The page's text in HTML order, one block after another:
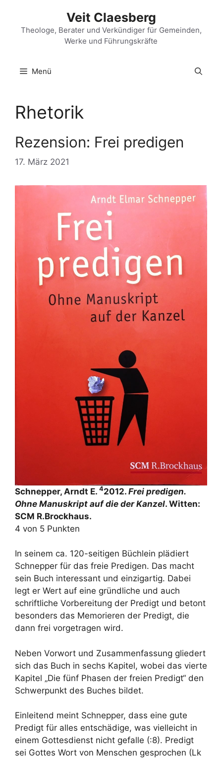
springen
Veit Claesberg
Theologe, Berater und Verkündiger für Gemeinden,
Werke und Führungskräfte
Menü
Rhetorik
Rezension: Frei predigen
17. März 2021
Schnepper, Arndt E. 42012. Frei predigen.
Ohne Manuskript auf die der Kanzel. Witten:
SCM R.Brockhaus.
4 von 5 Punkten
In seinem ca. 120-seitigen Büchlein plädiert
Schnepper für das freie Predigen. Das macht
sein Buch interessant und einzigartig. Dabei
legt er Wert auf eine gründliche und auch
schriftliche Vorbereitung der Predigt und betont
besonders das Memorieren der Predigt, die
dann frei vorgetragen wird.
Neben Vorwort und Zusammenfassung gliedert
sich das Buch in sechs Kapitel, wobei das vierte
Kapitel „Die fünf Phasen der freien Predigt“ den
Schwerpunkt des Buches bildet.
Einleitend meint Schnepper, dass eine gute
Predigt für alles entschädige, was vielleicht in
einem Gottesdienst nicht gefalle (:8). Predigt
sei Gottes Wort von Menschen gesprochen (Lk